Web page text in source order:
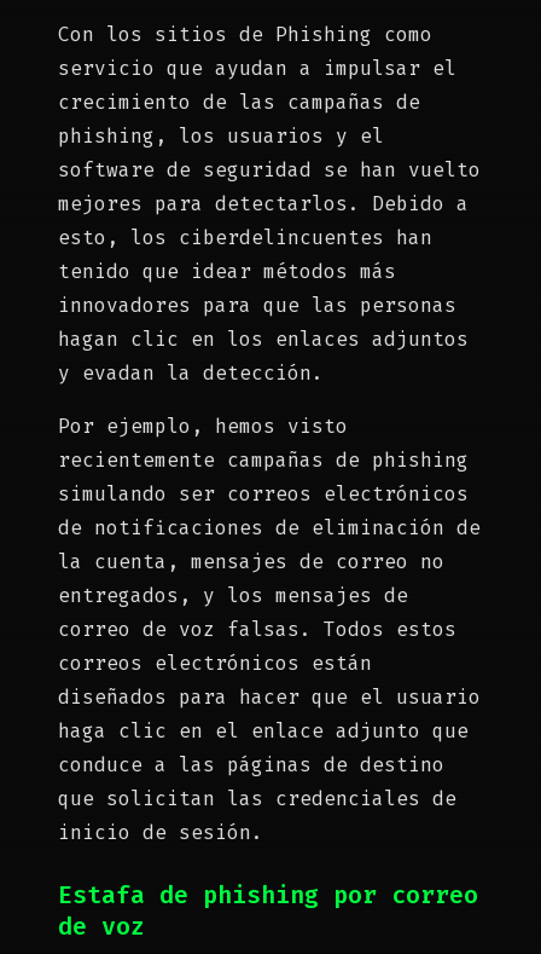
Con los sitios de Phishing como
servicio que ayudan a impulsar el
crecimiento de las campañas de
phishing, los usuarios y el
software de seguridad se han vuelto
mejores para detectarlos. Debido a
esto, los ciberdelincuentes han
tenido que idear métodos más
innovadores para que las personas
hagan clic en los enlaces adjuntos
y evadan la detección.
Por ejemplo, hemos visto
recientemente campañas de phishing
simulando ser correos electrónicos
de notificaciones de eliminación de
la cuenta, mensajes de correo no
entregados, y los mensajes de
correo de voz falsas. Todos estos
correos electrónicos están
diseñados para hacer que el usuario
haga clic en el enlace adjunto que
conduce a las páginas de destino
que solicitan las credenciales de
inicio de sesión.
Estafa de phishing por correo
de voz